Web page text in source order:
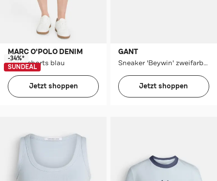
MARC O'POLO DENIM
Jeansshorts blau
-34%*
SUNDEAL
Jetzt shoppen
GANT
Sneaker 'Beywin' zweifarbig
Jetzt shoppen